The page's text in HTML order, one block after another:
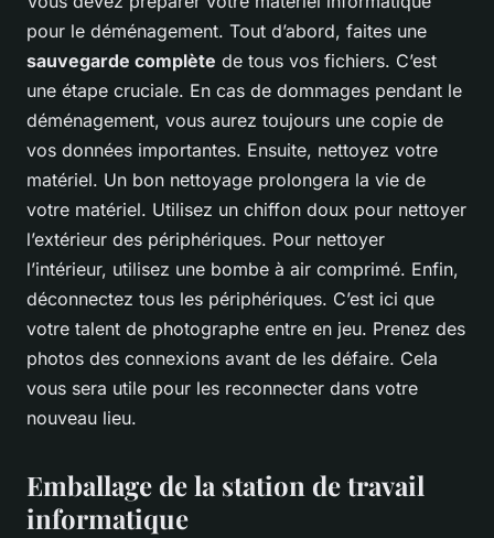
pour le déménagement. Tout d’abord, faites une
sauvegarde complète de tous vos fichiers. C’est
une étape cruciale. En cas de dommages pendant le
déménagement, vous aurez toujours une copie de
vos données importantes. Ensuite, nettoyez votre
matériel. Un bon nettoyage prolongera la vie de
votre matériel. Utilisez un chiffon doux pour nettoyer
l’extérieur des périphériques. Pour nettoyer
l’intérieur, utilisez une bombe à air comprimé. Enfin,
déconnectez tous les périphériques. C’est ici que
votre talent de photographe entre en jeu. Prenez des
photos des connexions avant de les défaire. Cela
vous sera utile pour les reconnecter dans votre
nouveau lieu.
Emballage de la station de travail
informatique